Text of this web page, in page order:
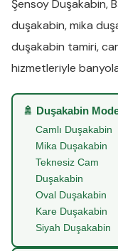
Şensoy Duşakabin,
duşakabin,mika
duşakabin tamiri,
hizmetleriyle
🚿 Duşakabin
Camlı Duşakabin
Mika Duşakabin
Teknesiz Cam
Duşakabin
Oval Duşakabin
Kare Duşakabin
Siyah Duşakabin